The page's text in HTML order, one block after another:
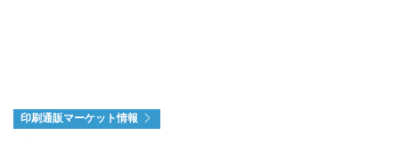
印刷通販マーケット情報